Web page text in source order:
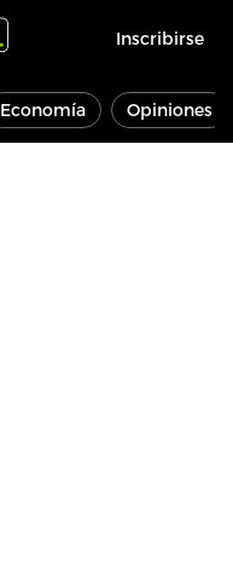
Inscribirse
Economía Opiniones